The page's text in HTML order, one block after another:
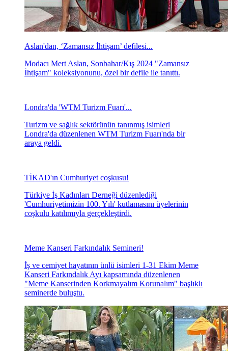
Aslan'dan, ‘Zamansız İhtişam’ defilesi...
Modacı Mert Aslan, Sonbahar/Kış 2024 "Zamansız
İhtişam" koleksiyonunu, özel bir defile ile tanıttı.
Londra'da 'WTM Turizm Fuarı'...
Turizm ve sağlık sektörünün tanınmış isimleri
Londra'da düzenlenen WTM Turizm Fuarı'nda bir
araya geldi.
TİKAD'ın Cumhuriyet coşkusu!
Türkiye İş Kadınları Derneği düzenlediği
'Cumhuriyetimizin 100. Yılı' kutlamasını üyelerinin
coşkulu katılımıyla gerçekleştirdi.
Meme Kanseri Farkındalık Semineri!
İş ve cemiyet hayatının ünlü isimleri 1-31 Ekim Meme
Kanseri Farkındalık Ayı kapsamında düzenlenen
"Meme Kanserinden Korkmayalım Korunalım" başlıklı
seminerde buluştu.